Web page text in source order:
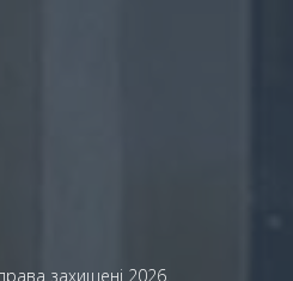
захищені 2026.